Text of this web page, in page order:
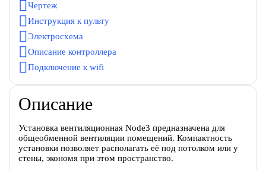
Чертеж
Инструкция к пульту
Электросхема
Описание контроллера
Подключение к wifi
Описание
Установка вентиляционная Node3 предназначена для
общеобменной вентиляции помещений. Компактность
установки позволяет располагать её под потолком или у
стены, экономя при этом пространство.